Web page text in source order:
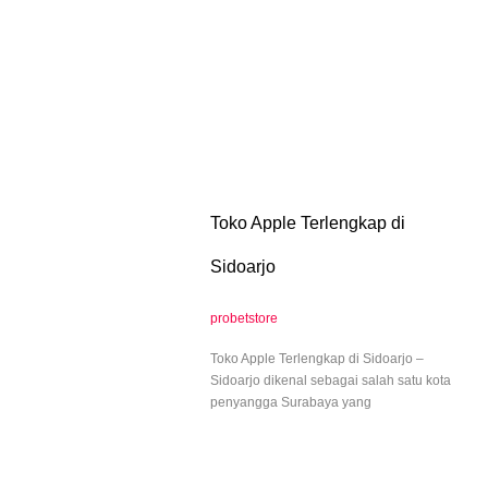
Toko Apple Terlengkap di
Sidoarjo
probetstore
Toko Apple Terlengkap di Sidoarjo –
Sidoarjo dikenal sebagai salah satu kota
penyangga Surabaya yang